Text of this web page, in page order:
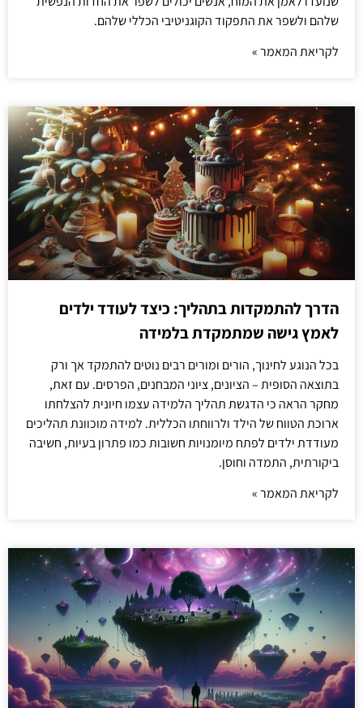
שלהם ולשפר את התפקוד הקוגניטיבי הכללי שלהם.
לקריאת המאמר »
הדרך להתמקדות בתהליך: כיצד לעודד ילדים
לאמץ גישה שמתמקדת בלמידה
בכל הנוגע לחינוך, הורים ומורים רבים נוטים להתמקד אך ורק
בתוצאה הסופית – הציונים, ציוני המבחנים, הפרסים. עם זאת,
מחקר הראה כי הדגשת תהליך הלמידה עצמו חיונית להצלחתו
ארוכת הטווח של הילד ולרווחתו הכללית. למידה מוכוונת תהליכים
מעודדת ילדים לפתח מיומנויות חשובות כמו פתרון בעיות, חשיבה
ביקורתית, התמדה וחוסן.
לקריאת המאמר »